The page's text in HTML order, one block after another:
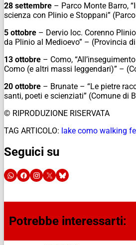
28 settembre – Parco Monte Barro,
scienza con Plinio e Stoppani”
5 ottobre – Dervio loc. Corenno
da Plinio al Medioevo” – (Provincia
13 ottobre – Como,
Como (e altri massi leggendari)” –
20 ottobre – Brunate – “Le pietre
santi, poeti e scienziati” (Comune di
© RIPRODUZIONE RISERVATA
TAG ARTICOLO: lake como walking
Seguici su
Potrebbe interessarti: